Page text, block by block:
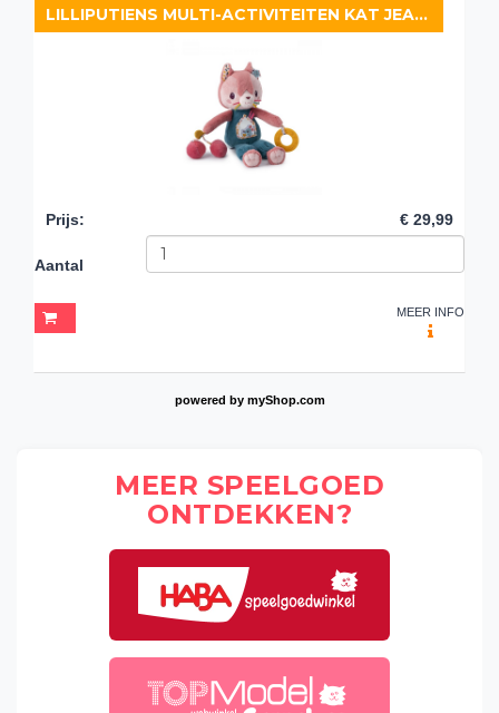
LILLIPUTIENS MULTI-ACTIVITEITEN KAT JEANNE
Prijs: € 29,99
Aantal
MEER INFO
powered by myShop.com
MEER SPEELGOED
ONTDEKKEN?